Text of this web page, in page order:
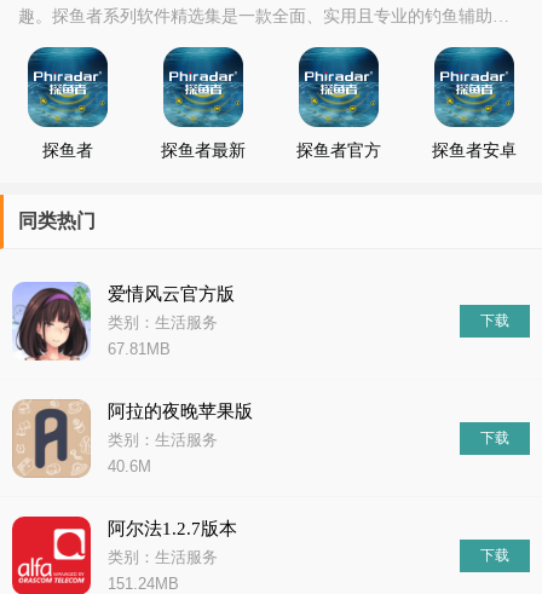
趣。探鱼者系列软件精选集是一款全面、实用且专业的钓鱼辅助工
具。它通过集成多种功能和资源，为钓鱼爱好者提供了一个便捷、
高效和有趣的钓鱼体验。无论是初学者还是资深钓友，都能从这款
软件中获益良多。
探鱼者
探鱼者最新
探鱼者官方
探鱼者安卓
同类热门
爱情风云官方版
类别：生活服务
67.81MB
下载
阿拉的夜晚苹果版
类别：生活服务
40.6M
下载
阿尔法1.2.7版本
类别：生活服务
151.24MB
下载